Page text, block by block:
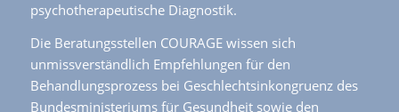
psychotherapeutische Diagnostik.
Die Beratungsstellen COURAGE wissen sich
unmissverständlich Empfehlungen für den
Behandlungsprozess bei Geschlechtsinkongruenz des
Bundesministeriums für Gesundheit sowie den